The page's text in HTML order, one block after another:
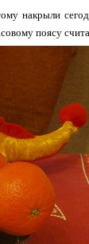
накрыли
поясу